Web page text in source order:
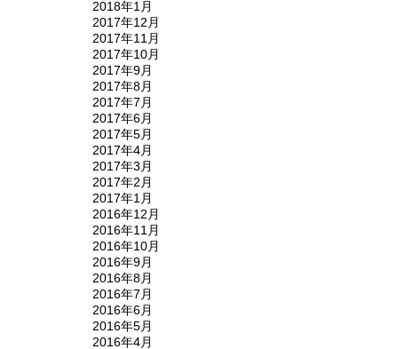
2018年1月
2017年12月
2017年11月
2017年10月
2017年9月
2017年8月
2017年7月
2017年6月
2017年5月
2017年4月
2017年3月
2017年2月
2017年1月
2016年12月
2016年11月
2016年10月
2016年9月
2016年8月
2016年7月
2016年6月
2016年5月
2016年4月